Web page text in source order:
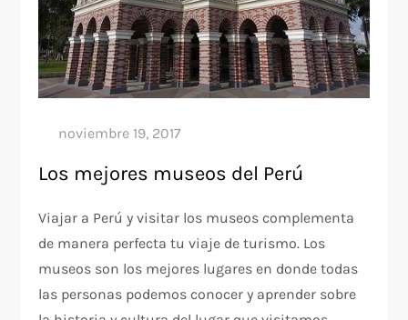
Los mejores museos del Perú
Viajar a Perú y visitar los museos complementa
de manera perfecta tu viaje de turismo. Los
museos son los mejores lugares en donde todas
las personas podemos conocer y aprender sobre